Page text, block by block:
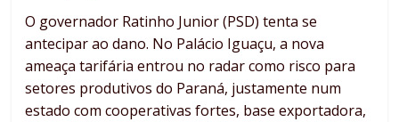
O governador Ratinho Junior (PSD) tenta se
antecipar ao dano. No Palácio Iguaçu, a nova
ameaça tarifária entrou no radar como risco para
setores produtivos do Paraná, justamente num
estado com cooperativas fortes, base exportadora,